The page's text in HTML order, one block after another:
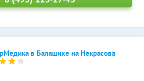
в Балашихе на Некрасова